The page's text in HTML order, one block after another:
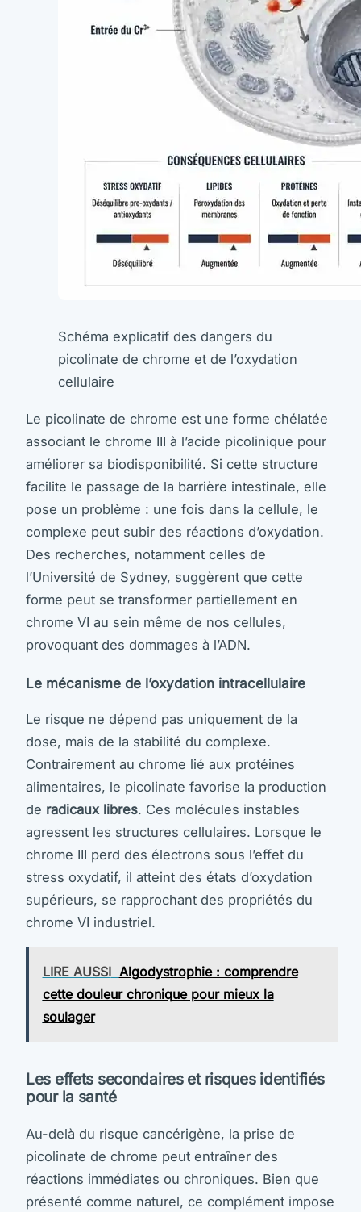
Schéma explicatif des dangers du
picolinate de chrome et de l’oxydation
cellulaire
Le picolinate de chrome est une forme chélatée
associant le chrome III à l’acide picolinique pour
améliorer sa biodisponibilité. Si cette structure
facilite le passage de la barrière intestinale, elle
pose un problème : une fois dans la cellule, le
complexe peut subir des réactions d’oxydation.
Des recherches, notamment celles de
l’Université de Sydney, suggèrent que cette
forme peut se transformer partiellement en
chrome VI au sein même de nos cellules,
provoquant des dommages à l’ADN.
Le mécanisme de l’oxydation intracellulaire
Le risque ne dépend pas uniquement de la
dose, mais de la stabilité du complexe.
Contrairement au chrome lié aux protéines
alimentaires, le picolinate favorise la production
de radicaux libres. Ces molécules instables
agressent les structures cellulaires. Lorsque le
chrome III perd des électrons sous l’effet du
stress oxydatif, il atteint des états d’oxydation
supérieurs, se rapprochant des propriétés du
chrome VI industriel.
LIRE AUSSI Algodystrophie : comprendre
cette douleur chronique pour mieux la
soulager
Les effets secondaires et risques identifiés
pour la santé
Au-delà du risque cancérigène, la prise de
picolinate de chrome peut entraîner des
réactions immédiates ou chroniques. Bien que
présenté comme naturel, ce complément impose